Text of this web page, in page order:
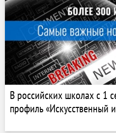
В российских школах с 1
профиль «Искусственный